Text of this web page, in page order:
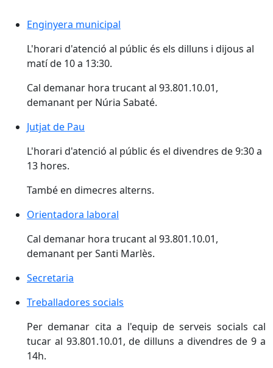
Enginyera municipal
L'horari d'atenció al públic és els dilluns i dijous al
matí de 10 a 13:30.
Cal demanar hora trucant al 93.801.10.01,
demanant per Núria Sabaté.
Jutjat de Pau
L'horari d'atenció al públic és el divendres de 9:30 a
13 hores.
També en dimecres alterns.
Orientadora laboral
Cal demanar hora trucant al 93.801.10.01,
demanant per Santi Marlès.
Secretaria
Treballadores socials
Per demanar cita a l'equip de serveis socials cal
tucar al 93.801.10.01, de dilluns a divendres de 9 a
14h.